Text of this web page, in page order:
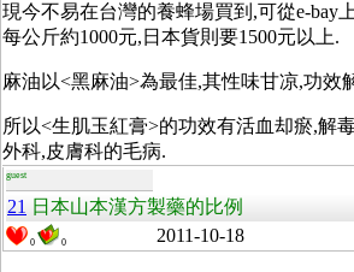
現今不易在台灣的養蜂場買到,可從e-bay
每公斤約1000元,日本貨則要1500元以上.
麻油以<黑麻油>為最佳,其性味甘凉,功效
所以<生肌玉紅膏>的功效有活血却瘀,解
外科,皮膚科的毛病.
guest
21 日本山本漢方製藥的比例
0 0 2011-10-18